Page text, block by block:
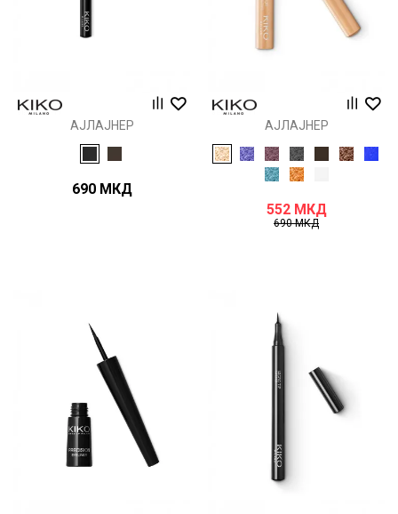
АЈЛАЈНЕР
690 МКД
АЈЛАЈНЕР
552 МКД
690МКД